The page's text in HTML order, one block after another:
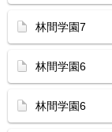
林間学園7
林間学園6
林間学園6